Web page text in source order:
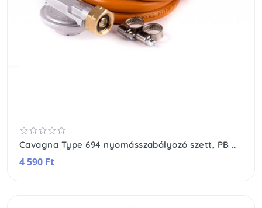
Cavagna Type 694 nyomásszabályozó szett, PB gázpalackhoz, 30 mbar nyomásig, 130cm hossz
4 590 Ft